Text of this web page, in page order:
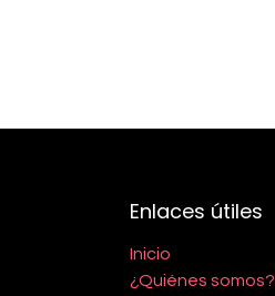
Enlaces útiles
Inicio
¿Quiénes somos?